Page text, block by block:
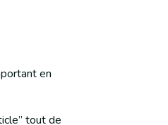
en
tout de